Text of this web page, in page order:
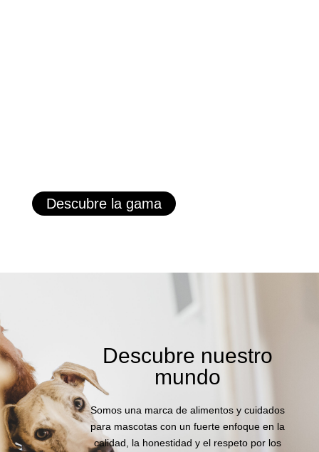
Descubre la gama
Descubre nuestro
mundo
Somos una marca de alimentos y cuidados
para mascotas con un fuerte enfoque en la
calidad, la honestidad y el respeto por los